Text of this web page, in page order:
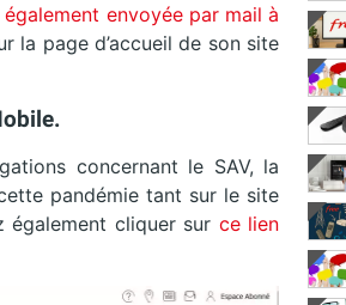
envoyée par mail à
la page d’accueil de son site
concernant le SAV, la
pandémie tant sur le site
également cliquer sur ce lien